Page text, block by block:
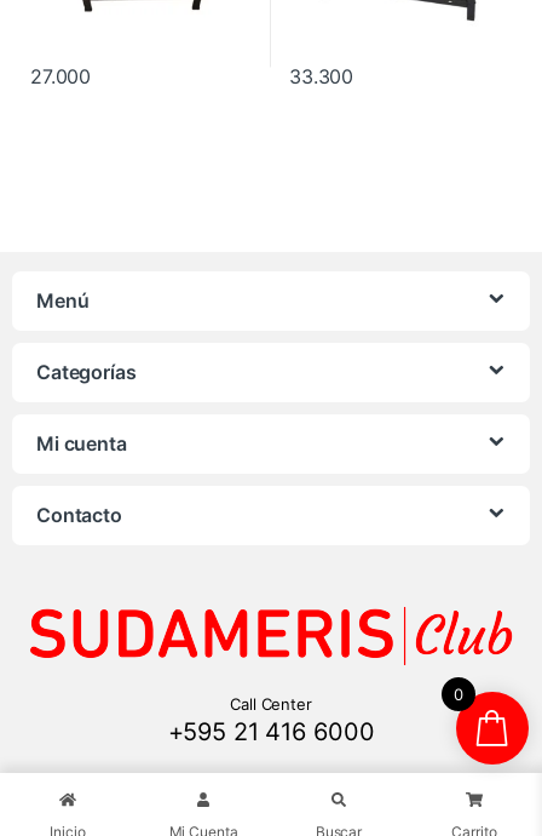
27.000 33.300
Menú
Categorías
Mi cuenta
Contacto
Call Center
+595 21 416 6000
Inicio Mi Cuenta Buscar Carrito
0